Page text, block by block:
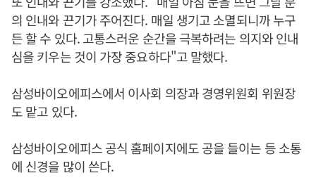
의 인내와 끈기가 주어진다. 매일 생기고 소멸되니까 누구
든 할 수 있다. 고통스러운 순간을 극복하려는 의지와 인내
심을 키우는 것이 가장 중요하다"고 말했다.
삼성바이오에피스에서 이사회 의장과 경영위원회 위원장
도 맡고 있다.
삼성바이오에피스 공식 홈페이지에도 공을 들이는 등 소통
에 신경을 많이 쓴다.